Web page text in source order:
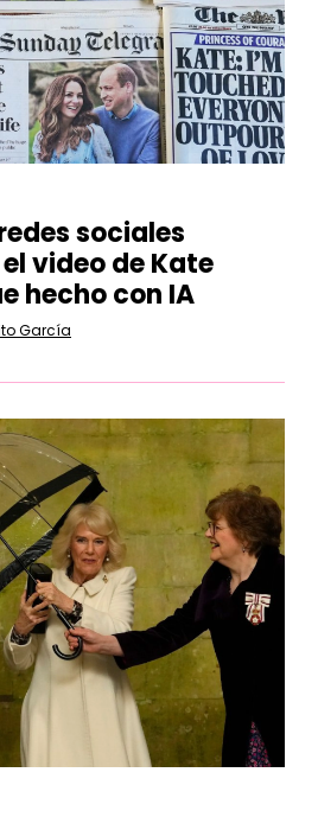
sociales
video de Kate
hecho con IA
García